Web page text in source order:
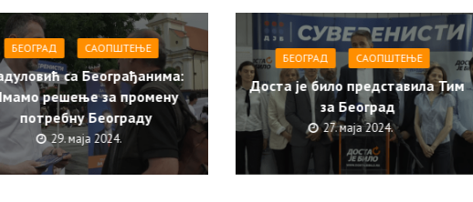
БЕОГРАД САОПШТЕЊE
са Београђанима:
решење за промену
потребну Београду
29. маја 2024.
БЕОГРАД САОПШТЕЊE
Доста је било представила Тим
за Београд
27. маја 2024.